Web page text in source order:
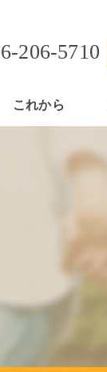
206-5710
これから